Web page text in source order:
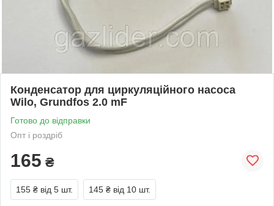
Конденсатор для циркуляційного насоса
Wilo, Grundfos 2.0 mF
Готово до відправки
Опт і роздріб
165 ₴
155 ₴ від 5 шт. 145 ₴ від 10 шт.